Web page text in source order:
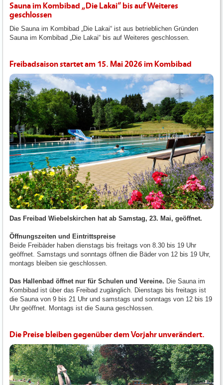
Sauna im Kombibad „Die Lakai“ bis auf Weiteres
geschlossen
Die Sauna im Kombibad „Die Lakai“ ist aus betrieblichen Gründen
Sauna im Kombibad „Die Lakai“ bis auf Weiteres geschlossen.
Freibadsaison startet am 15. Mai 2026 im Kombibad
Das Freibad Wiebelskirchen hat ab Samstag, 23. Mai, geöffnet.
Öffnungszeiten und Eintrittspreise
Beide Freibäder haben dienstags bis freitags von 8.30 bis 19 Uhr
geöffnet. Samstags und sonntags öffnen die Bäder von 12 bis 19 Uhr,
montags bleiben sie geschlossen.
Das Hallenbad öffnet nur für Schulen und Vereine. Die Sauna im
Kombibad ist über das Freibad zugänglich. Dienstags bis freitags ist
die Sauna von 9 bis 21 Uhr und samstags und sonntags von 12 bis 19
Uhr geöffnet. Montags ist die Sauna geschlossen.
Die Preise bleiben gegenüber dem Vorjahr unverändert.